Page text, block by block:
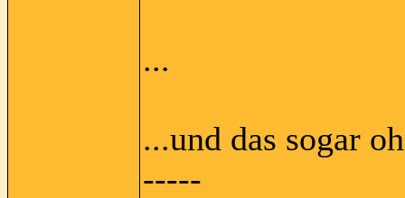
...
...und das sogar
-----